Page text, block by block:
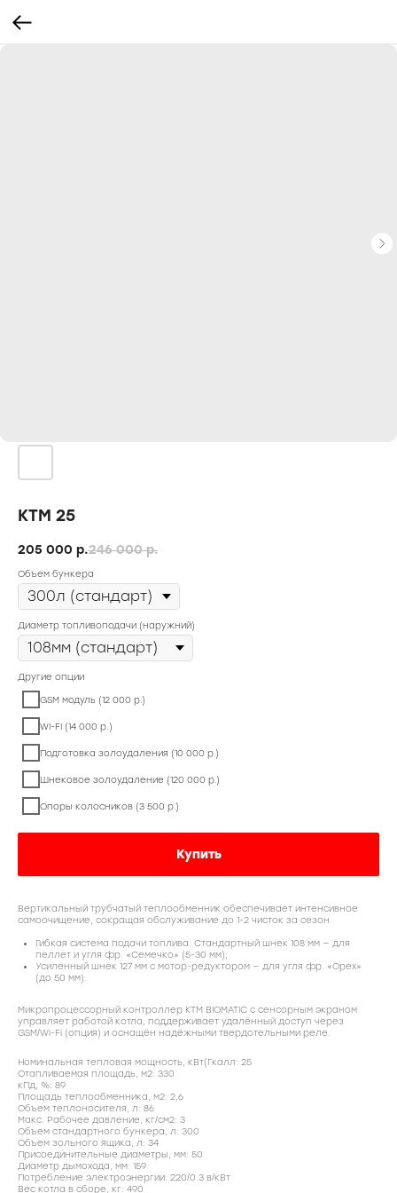
КТМ 25
205 000 р.246 000 р.
Объем бункера
Диаметр топливоподачи (наружний)
Другие опции
GSM модуль (12 000 р.)
WI-FI (14 000 р.)
Подготовка золоудаления (10 000 р.)
Шнековое золоудаление (120 000 р.)
Опоры колосников (3 500 р.)
Купить
Вертикальный трубчатый теплообменник обеспечивает интенсивное
самоочищение, сокращая обслуживание до 1-2 чисток за сезон.
Гибкая система подачи топлива: Стандартный шнек 108 мм — для
пеллет и угля фр. «Семечко» (5-30 мм);
Усиленный шнек 127 мм с мотор-редуктором — для угля фр. «Орех»
(до 50 мм).
Микропроцессорный контроллер КТМ BIOMATIC с сенсорным экраном
управляет работой котла, поддерживает удалённый доступ через
GSM/Wi-Fi (опция) и оснащён надёжными твердотельными реле.
Номинальная тепловая мощность, кВт(Гкалл: 25
Отапливаемая площадь, м2: 330
кПд, %: 89
Площадь теплообменника, м2: 2,6
Объем теплоносителя, л: 86
Макс. Рабочее давление, кг/см2: 3
Объем стандартного бункера, л: 300
Объем зольного ящика, л: 34
Присоединительные диаметры, мм: 50
Диаметр дымохода, мм: 159
Потребление электроэнергии: 220/0.3 в/кВт
Вес котла в сборе, кг: 490